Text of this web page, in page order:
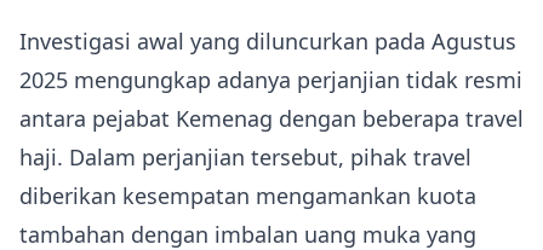
Investigasi awal yang diluncurkan pada Agustus
2025 mengungkap adanya perjanjian tidak resmi
antara pejabat Kemenag dengan beberapa travel
haji. Dalam perjanjian tersebut, pihak travel
diberikan kesempatan mengamankan kuota
tambahan dengan imbalan uang muka yang